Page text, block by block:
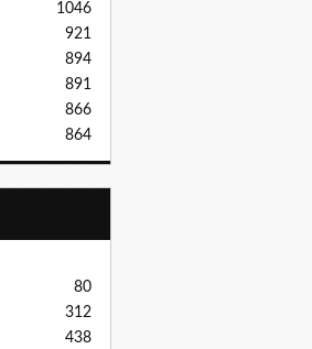
1046
921
894
891
866
864
80
312
438